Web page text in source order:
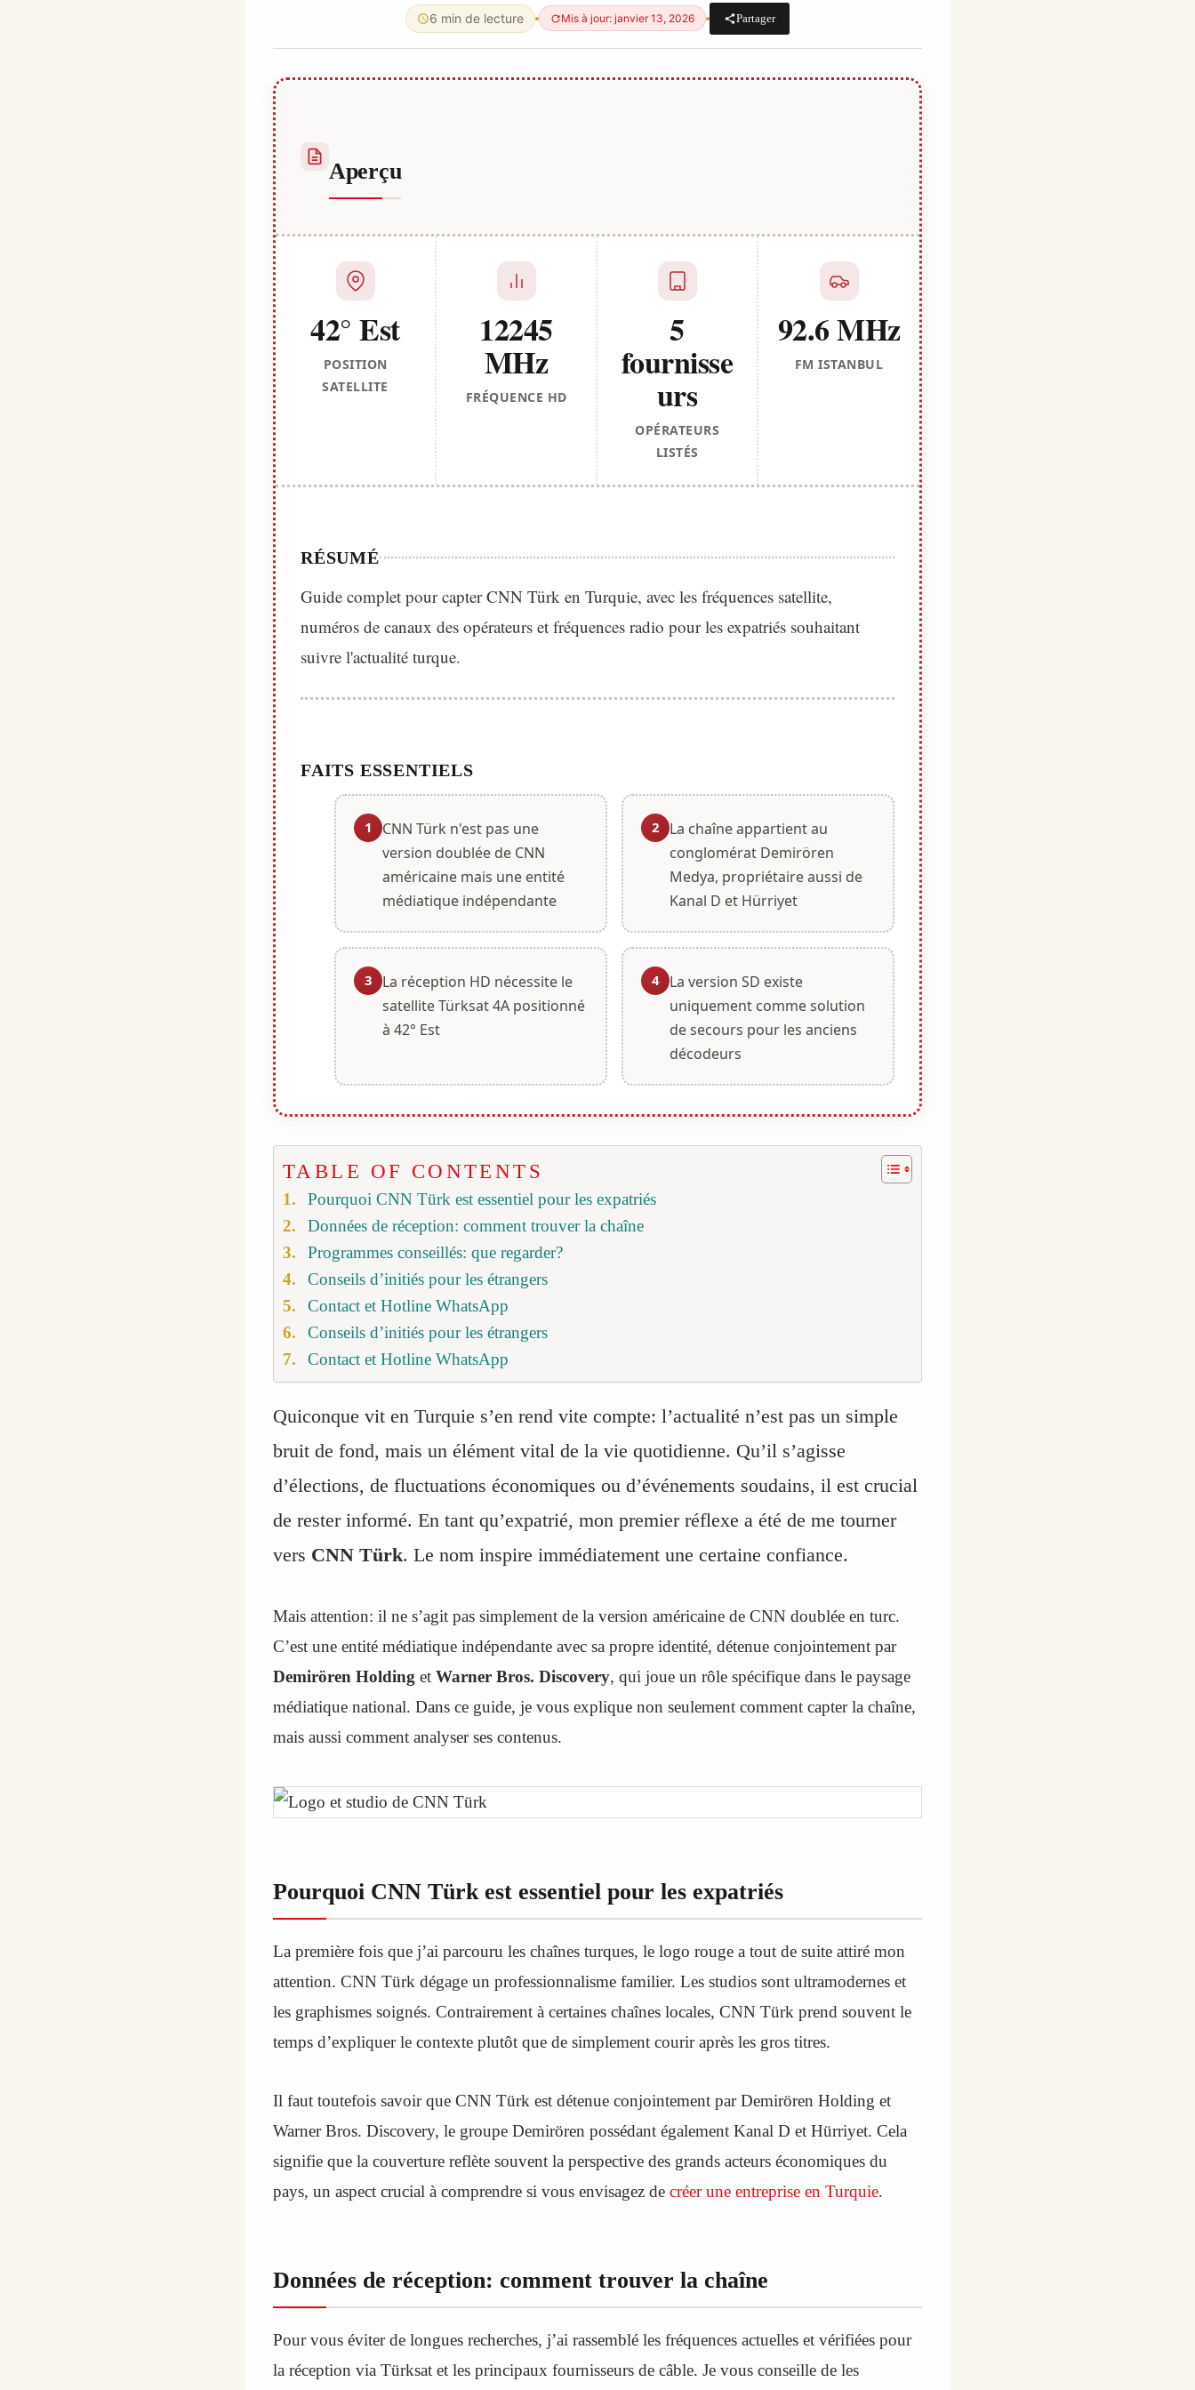
6 min de lecture Mis à jour: janvier 13, 2026 Partager
Aperçu
42° Est
POSITION
SATELLITE
12245
MHz
FRÉQUENCE HD
5
fournisse
urs
OPÉRATEURS
LISTÉS
92.6 MHz
FM ISTANBUL
RÉSUMÉ
Guide complet pour capter CNN Türk en Turquie, avec les fréquences satellite,
numéros de canaux des opérateurs et fréquences radio pour les expatriés souhaitant
suivre l'actualité turque.
FAITS ESSENTIELS
1
CNN Türk n'est pas une
version doublée de CNN
américaine mais une entité
médiatique indépendante
2
La chaîne appartient au
conglomérat Demirören
Medya, propriétaire aussi de
Kanal D et Hürriyet
3
La réception HD nécessite le
satellite Türksat 4A positionné
à 42° Est
4
La version SD existe
uniquement comme solution
de secours pour les anciens
décodeurs
TABLE OF CONTENTS
Pourquoi CNN Türk est essentiel pour les expatriés
Données de réception: comment trouver la chaîne
Programmes conseillés: que regarder?
Conseils d’initiés pour les étrangers
Contact et Hotline WhatsApp
Conseils d’initiés pour les étrangers
Contact et Hotline WhatsApp
Quiconque vit en Turquie s’en rend vite compte: l’actualité n’est pas un simple
bruit de fond, mais un élément vital de la vie quotidienne. Qu’il s’agisse
d’élections, de fluctuations économiques ou d’événements soudains, il est crucial
de rester informé. En tant qu’expatrié, mon premier réflexe a été de me tourner
vers CNN Türk. Le nom inspire immédiatement une certaine confiance.
Mais attention: il ne s’agit pas simplement de la version américaine de CNN doublée en turc.
C’est une entité médiatique indépendante avec sa propre identité, détenue conjointement par
Demirören Holding et Warner Bros. Discovery, qui joue un rôle spécifique dans le paysage
médiatique national. Dans ce guide, je vous explique non seulement comment capter la chaîne,
mais aussi comment analyser ses contenus.
Pourquoi CNN Türk est essentiel pour les expatriés
La première fois que j’ai parcouru les chaînes turques, le logo rouge a tout de suite attiré mon
attention. CNN Türk dégage un professionnalisme familier. Les studios sont ultramodernes et
les graphismes soignés. Contrairement à certaines chaînes locales, CNN Türk prend souvent le
temps d’expliquer le contexte plutôt que de simplement courir après les gros titres.
Il faut toutefois savoir que CNN Türk est détenue conjointement par Demirören Holding et
Warner Bros. Discovery, le groupe Demirören possédant également Kanal D et Hürriyet. Cela
signifie que la couverture reflète souvent la perspective des grands acteurs économiques du
pays, un aspect crucial à comprendre si vous envisagez de créer une entreprise en Turquie.
Données de réception: comment trouver la chaîne
Pour vous éviter de longues recherches, j’ai rassemblé les fréquences actuelles et vérifiées pour
la réception via Türksat et les principaux fournisseurs de câble. Je vous conseille de les